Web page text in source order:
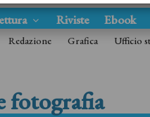
Riviste Ebook
Redazione Grafica Ufficio
fotografia